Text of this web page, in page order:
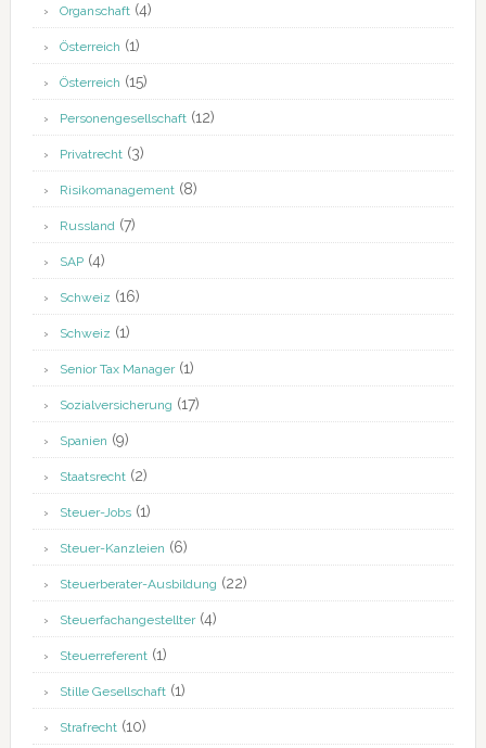
Organschaft(4)
Österreich (1)
Österreich (15)
Personengesellschaft(12)
Privatrecht(3)
Risikomanagement(8)
Russland(7)
SAP(4)
Schweiz (16)
Schweiz (1)
Senior Tax Manager(1)
Sozialversicherung (17)
Spanien (9)
Staatsrecht(2)
Steuer-Jobs(1)
Steuer-Kanzleien (6)
Steuerberater-Ausbildung (22)
Steuerfachangestellter(4)
Steuerreferent(1)
Stille Gesellschaft(1)
Strafrecht(10)